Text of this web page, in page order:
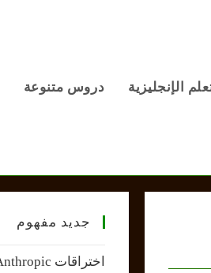
الإنجليزية دروس متنوعة
جديد مفهوم
اختراقات Anthropic تدهش العالم